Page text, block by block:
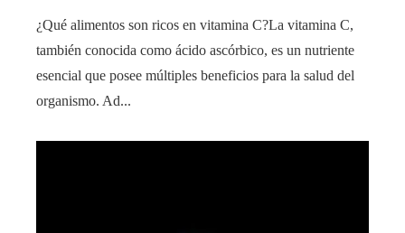
¿Qué alimentos son ricos en vitamina C?La vitamina C,
también conocida como ácido ascórbico, es un nutriente
esencial que posee múltiples beneficios para la salud del
organismo. Ad...